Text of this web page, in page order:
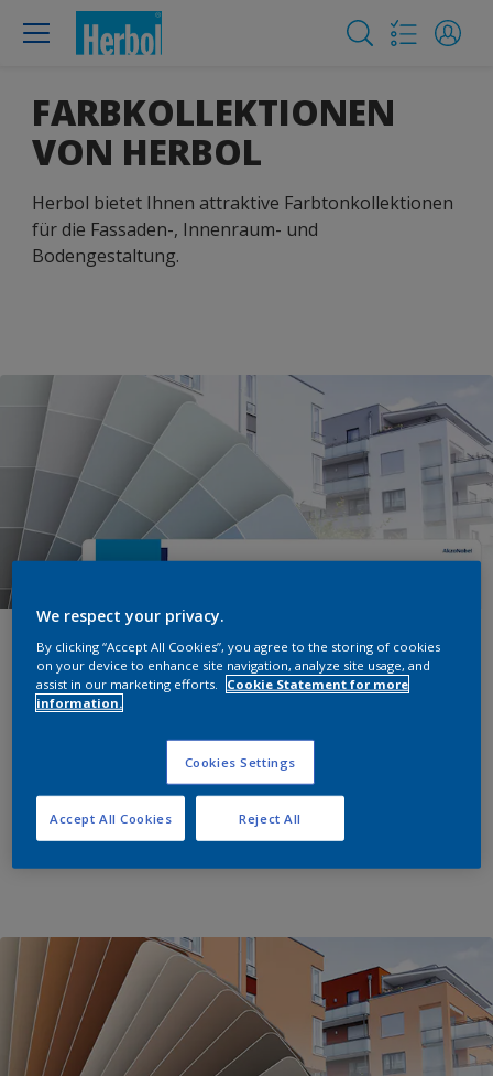
FARBKOLLEKTIONEN
VON HERBOL
Herbol bietet Ihnen attraktive Farbtonkollektionen
für die Fassaden-, Innenraum- und
Bodengestaltung.
Farbe und Fassade
584 aufeinander abgestimmte Farben für die
Gestaltung von Fassaden- und Lackflächen.
We respect your privacy.
By clicking “Accept All Cookies”, you agree to the storing of cookies
on your device to enhance site navigation, analyze site usage, and
assist in our marketing efforts.
Cookie Statement for more
information.
Cookies Settings
Reject All
Accept All Cookies